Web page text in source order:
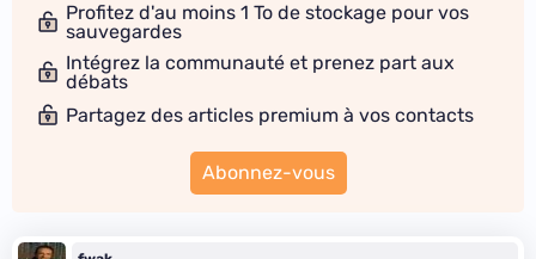
Profitez d'au moins 1 To de stockage pour vos
sauvegardes
Intégrez la communauté et prenez part aux
débats
Partagez des articles premium à vos contacts
Abonnez-vous